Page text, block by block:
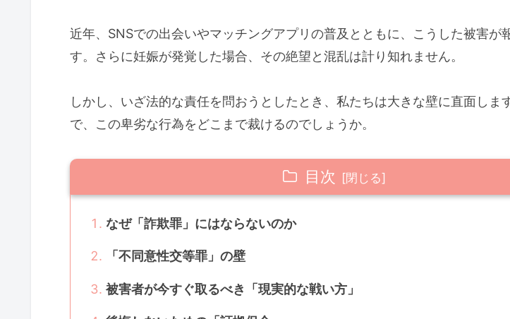
近年、SNSでの出会いやマッチングアプリの普及とともに、こうした被害が
す。さらに妊娠が発覚した場合、その絶望と混乱は計り知れません。
しかし、いざ法的な責任を問おうとしたとき、私たちは大きな壁に直面しま
で、この卑劣な行為をどこまで裁けるのでしょうか。
目次
なぜ「詐欺罪」にはならないのか
「不同意性交等罪」の壁
被害者が今すぐ取るべき「現実的な戦い方」